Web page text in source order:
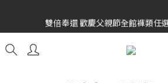
雙倍奉還 歡慶父親節全館褲類任
雙倍奉還 歡慶父親節全館褲類任
全館消費滿額$1680贈3D好野貓公仔(絲綢
金幣 送完為止!  滿$3000再贈